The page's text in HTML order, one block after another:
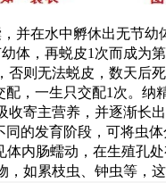
并在水中孵休出无节
体，再蜕皮1次而成为
则无法蜕皮，数天后
，一生只交配1次。
寄主营养，并逐渐长
的发育阶段，可将虫体
体内肠蠕动，在生殖孔
如累枝虫、钟虫等，